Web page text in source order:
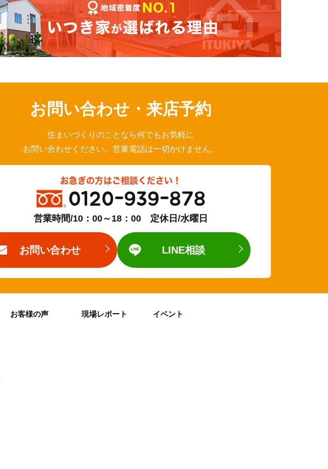
お問い合わせ・来店予約
住まいづくりのことなら何でもお気軽に
お問い合わせください。営業電話は一切かけません。
お急ぎの方はご相談ください！
0120-939-878
営業時間/10：00～18：00 定休日/水曜日
お問い合わせ LINE相談
お客様の声 現場レポート イベント